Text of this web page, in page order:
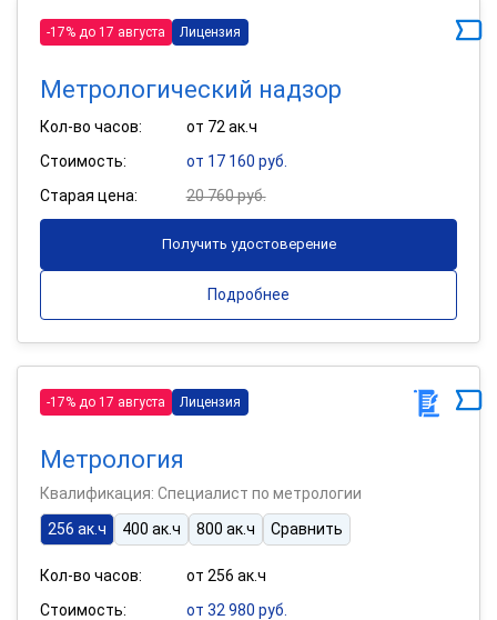
-17% до 17 августа Лицензия
Метрологический надзор
Кол-во часов:
от 72 ак.ч
Стоимость:
от 17 160 руб.
Старая цена:
20 760 руб.
Получить удостоверение
Подробнее
-17% до 17 августа Лицензия
Метрология
Квалификация: Специалист по метрологии
256 ак.ч
400 ак.ч 800 ак.ч Сравнить
Кол-во часов:
от 256 ак.ч
Стоимость:
от 32 980 руб.